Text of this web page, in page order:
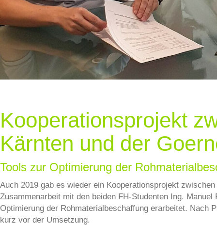
Kooperationsprojekt
Kärnten und der
Tools zur Optimierung der
Auch 2019 gab es wieder ein Kooperationsprojekt
Zusammenarbeit mit den beiden FH-Studenten Ing.
Optimierung der Rohmaterialbeschaffung erarbeitet. Nach
kurz vor der Umsetzung.